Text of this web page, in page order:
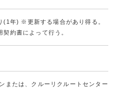
(1年) ※更新する場合があり得る。
契約書によって行う。
または、クルーリクルートセンター